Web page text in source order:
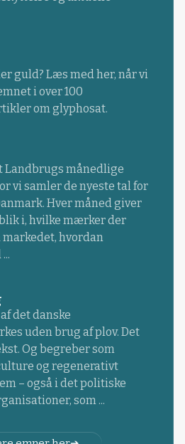
guld? Læs med her, når vi
i over 100
om glyphosat.
Landbrugs månedlige
vi samler de nyeste tal for
Hver måned giver
i, hvilke mærker der
hvordan
det danske
uden brug af plov. Det
Og begreber som
og regenerativt
– også i det politiske
som ...